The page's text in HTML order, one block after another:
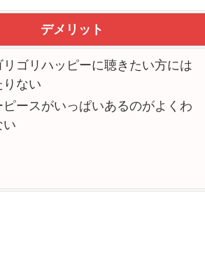
デメリット
リゴリハッピーに聴きたい方には
りない
ピースがいっぱいあるのがよくわ
い